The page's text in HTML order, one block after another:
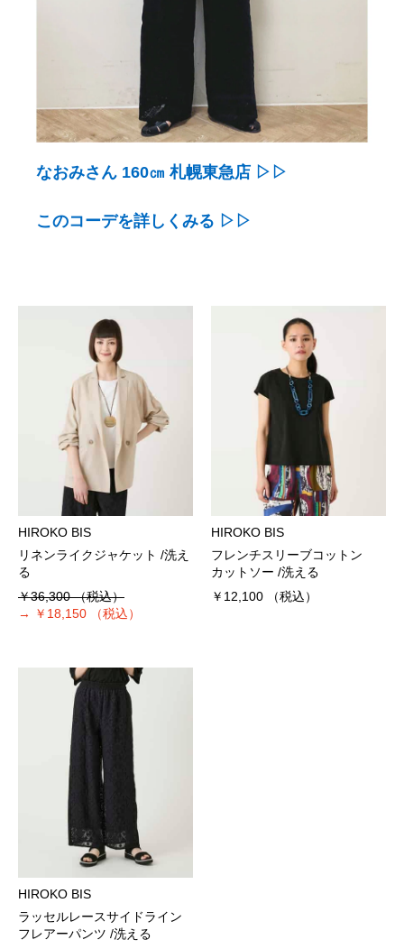
なおみさん 160㎝ 札幌東急店 ▷▷
このコーデを詳しくみる ▷▷
HIROKO BIS
リネンライクジャケット /洗え
る
￥36,300（税込）
→
￥18,150 （税込）
HIROKO BIS
フレンチスリーブコットン
カットソー /洗える
￥12,100
（税込）
HIROKO BIS
ラッセルレースサイドライン
フレアーパンツ /洗える